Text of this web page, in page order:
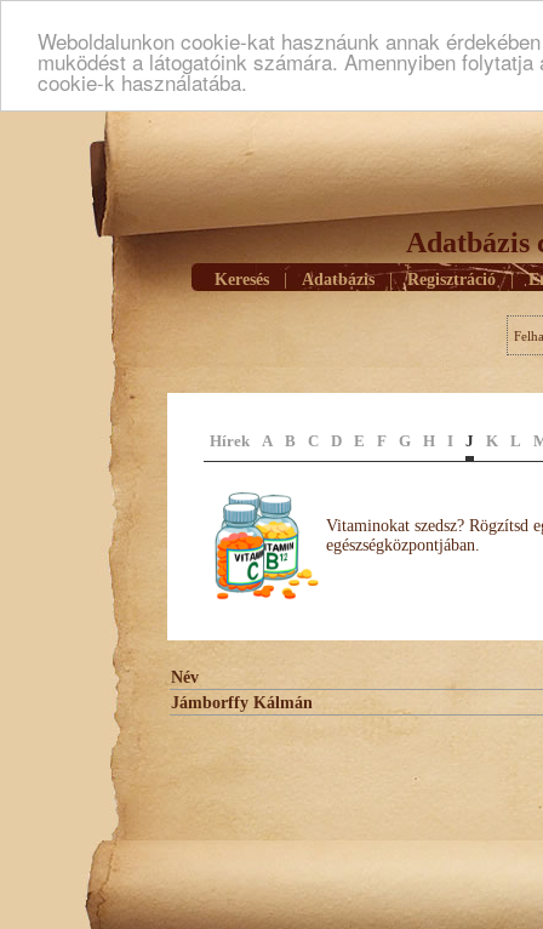
Weboldalunkon cookie-kat hasznáunk annak
muködést a látogatóink számára. Amennyiben
cookie-k használatába.
Adatbázis
Keresés Adatbázis | Regisztráció |
Hírek A B C D E F G H I J K L
Vitaminokat szedsz? Rögzítsd
egészségközpontjában.
Név
Jámborffy Kálmán